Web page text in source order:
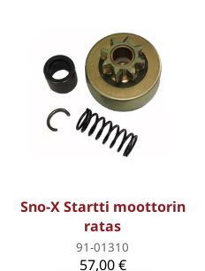
Sno-X Startti moottorin
ratas
91-01310
57,00 €